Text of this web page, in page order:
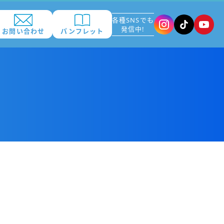
お問い合わせ パンフレット
各種SNSでも
発信中!